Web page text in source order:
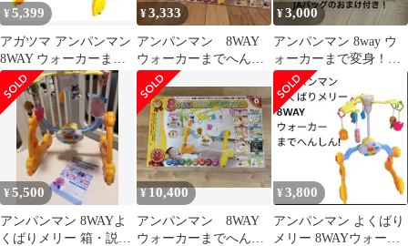
¥ 5,399
アガツマ アンパンマン
8WAY ウォーカーまで
へんしん! よくばりメ
リー
¥3,333
アンパンマン 8WAY
ウォーカーまでへんし
んよくばり メリー
¥3,000
アンパンマン 8way ウ
ォーカーまで変身！よ
くばりメリー おまけJA
バッグ付き
¥5,500
アンパンマン 8WAYよ
くばりメリー 箱・説明
¥10,400
アンパンマン 8WAY
ウォーカーまでへんし
¥ 3,800
アンパンマン よくばり
メリー 8WAYウォーカ